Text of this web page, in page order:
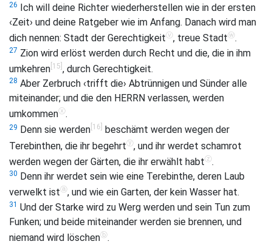
26
Ich will deine Richter wiederherstellen wie in der ersten
‹Zeit› und deine Ratgeber wie im Anfang. Danach wird man
dich nennen: Stadt der Gerechtigkeitⓥ, treue Stadtⓦ.
27 Zion wird erlöst werden durch Recht und die, die in ihm
umkehren [15] , durch Gerechtigkeit.
28 Aber Zerbruch ‹trifft die› Abtrünnigen und Sünder alle
miteinander; und die den HERRN verlassen, werden
umkommenⓧ.
29 Denn sie werden [16]
beschämt werden wegen der
Terebinthen, die ihr begehrtⓨ, und ihr werdet schamrot
werden wegen der Gärten, die ihr erwählt habtⓩ.
30 Denn ihr werdet sein wie eine Terebinthe, deren Laub
verwelkt istⓐ, und wie ein Garten, der kein Wasser hat.
31 Und der Starke wird zu Werg werden und sein Tun zum
Funken; und beide miteinander werden sie brennen, und
niemand wird löschenⓑ.